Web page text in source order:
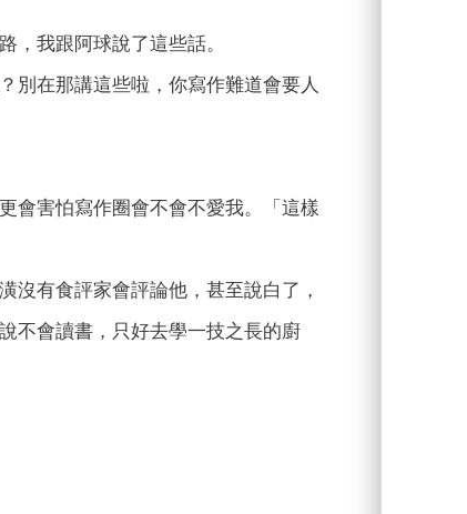
，我跟阿球說了這些話。
別在那講這些啦，你寫作難道會要人
會害怕寫作圈會不會不愛我。「這樣
沒有食評家會評論他，甚至說白了，
不會讀書，只好去學一技之長的廚